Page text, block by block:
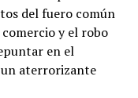
del fuero común
y el robo
en el
un aterrorizante